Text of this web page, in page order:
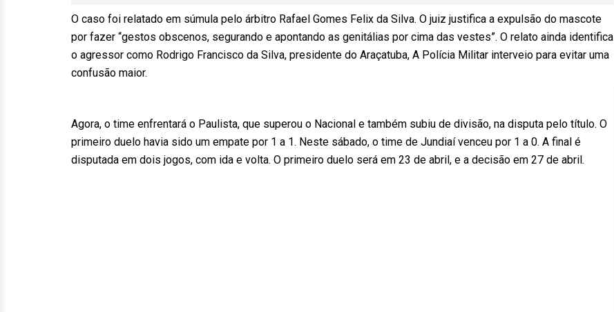
O caso foi relatado em súmula pelo árbitro Rafael Gomes Felix da Silva. O juiz justifica a expulsão do mascote
por fazer “gestos obscenos, segurando e apontando as genitálias por cima das vestes”. O relato ainda identifica
o agressor como Rodrigo Francisco da Silva, presidente do Araçatuba, A Polícia Militar interveio para evitar uma
confusão maior.
Agora, o time enfrentará o Paulista, que superou o Nacional e também subiu de divisão, na disputa pelo título. O
primeiro duelo havia sido um empate por 1 a 1. Neste sábado, o time de Jundiaí venceu por 1 a 0. A final é
disputada em dois jogos, com ida e volta. O primeiro duelo será em 23 de abril, e a decisão em 27 de abril.